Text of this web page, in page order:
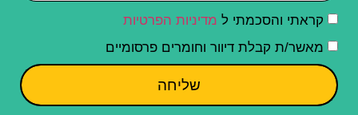
קראתי והסכמתי ל מדיניות הפרטיות
מאשר/ת קבלת דיוור וחומרים פרסומיים
שליחה